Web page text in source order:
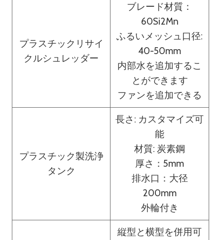
プラスチックリサイ
クルシュレッダー
ブレード材質：
60Si2Mn
ふるいメッシュ口径:
40-50mm
内部水を追加するこ
とができます
ファンを追加できる
プラスチック製洗浄
タンク
長さ: カスタマイズ可
能
材質: 炭素鋼
厚さ：5mm
排水口：大径
200mm
外輪付き
縦型と横型を併用可